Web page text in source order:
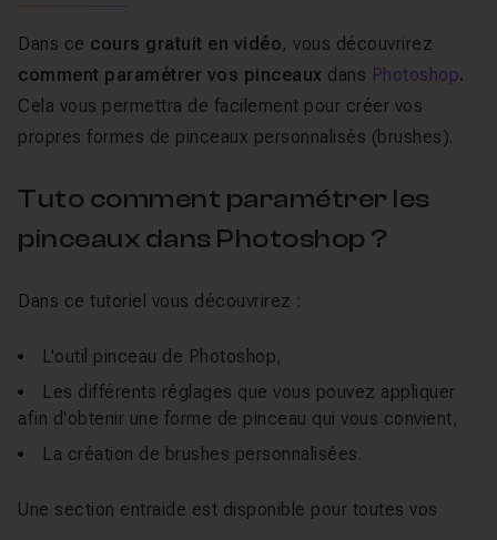
Dans ce cours gratuit en vidéo, vous découvrirez
comment paramétrer vos pinceaux dans Photoshop.
Cela vous permettra de facilement pour créer vos
propres formes de pinceaux personnalisés (brushes).
Tuto comment paramétrer les
pinceaux dans Photoshop ?
Dans ce tutoriel vous découvrirez :
L'outil pinceau de Photoshop,
Les différents réglages que vous pouvez appliquer
afin d'obtenir une forme de pinceau qui vous convient,
La création de brushes personnalisées.
Une section entraide est disponible pour toutes vos